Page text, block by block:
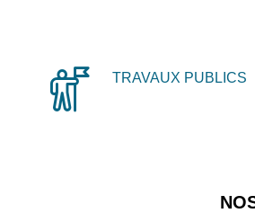
TRAVAUX PUBLICS